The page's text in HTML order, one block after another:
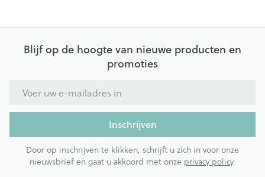
Blijf op de hoogte van nieuwe producten en
promoties
Inschrijven
Door op inschrijven te klikken, schrijft u zich in voor onze
nieuwsbrief en gaat u akkoord met onze privacy policy.